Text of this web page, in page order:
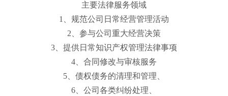
主要法律服务领域
1、规范公司日常经营管理活动
2、参与公司重大经营决策
3、提供日常知识产权管理法律事项
4、合同修改与审核服务
5、债权债务的清理和管理、
6、公司各类纠纷处理、